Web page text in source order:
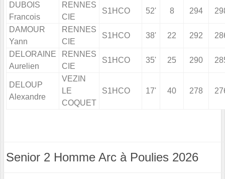
DUBOIS
Francois
RENNES
CIE
S1HCO 52' 8 294
DAMOUR
Yann
RENNES
CIE
S1HCO 38' 22 292
DELORAINE
Aurelien
RENNES
CIE
S1HCO 35' 25 290
DELOUP
Alexandre
VEZIN
LE
COQUET
S1HCO 17' 40 278
Senior 2 Homme Arc à Poulies 2026